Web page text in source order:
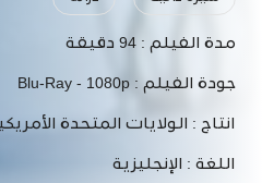
مدة الفيلم : 94 دقيقة
جودة الفيلم : Blu-Ray - 1080p
انتاج : الولايات المتحدة
اللغة : الإنجليزية